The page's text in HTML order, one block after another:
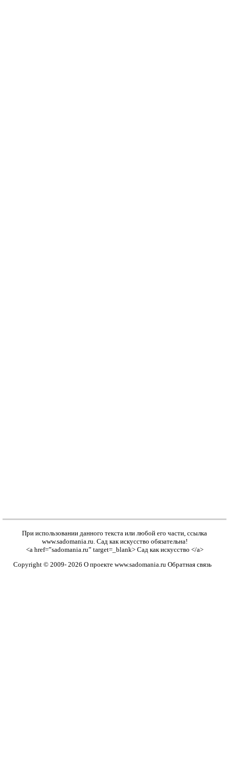
При использовании данного текста или любой его части, ссылка
www.sadomania.ru. Сад как искусство обязательна!
<a href=”sadomania.ru” target=_blank> Сад как искусство </a>
Copyright © 2009- 2026 О проекте www.sadomania.ru Обратная связь